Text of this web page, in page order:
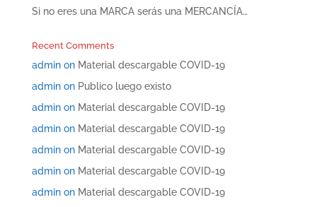
Si no eres una MARCA serás una MERCANCÍA…
Recent Comments
adminon Material descargable COVID-19
adminon Publico luego existo
adminon Material descargable COVID-19
adminon Material descargable COVID-19
adminon Material descargable COVID-19
adminon Material descargable COVID-19
adminon Material descargable COVID-19